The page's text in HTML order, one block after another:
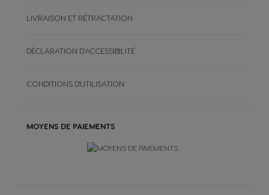
MOYENS DE PAIEMENTS
LIVRAISON ET RÉTRACTATION
DÉCLARATION D'ACCESSIBILITÉ
CONDITIONS D'UTILISATION